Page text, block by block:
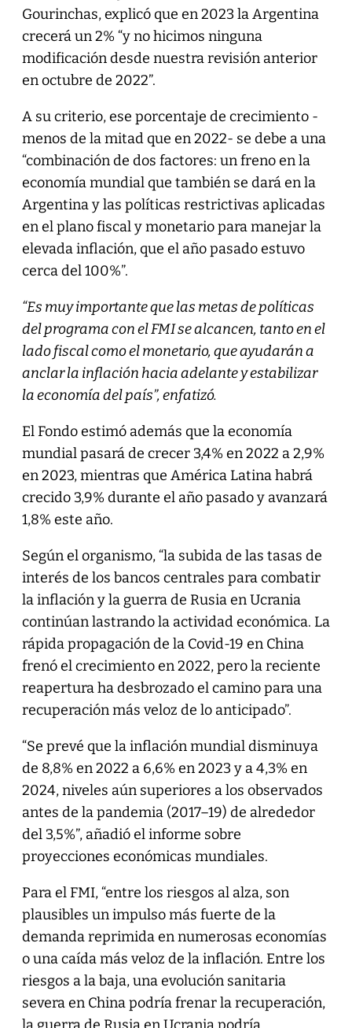
Gourinchas, explicó que en 2023 la Argentina
crecerá un 2% “y no hicimos ninguna
modificación desde nuestra revisión anterior
en octubre de 2022”.
A su criterio, ese porcentaje de crecimiento -
menos de la mitad que en 2022- se debe a una
“combinación de dos factores: un freno en la
economía mundial que también se dará en la
Argentina y las políticas restrictivas aplicadas
en el plano fiscal y monetario para manejar la
elevada inflación, que el año pasado estuvo
cerca del 100%”.
“Es muy importante que las metas de políticas
del programa con el FMI se alcancen, tanto en el
lado fiscal como el monetario, que ayudarán a
anclar la inflación hacia adelante y estabilizar
la economía del país”, enfatizó.
El Fondo estimó además que la economía
mundial pasará de crecer 3,4% en 2022 a 2,9%
en 2023, mientras que América Latina habrá
crecido 3,9% durante el año pasado y avanzará
1,8% este año.
Según el organismo, “la subida de las tasas de
interés de los bancos centrales para combatir
la inflación y la guerra de Rusia en Ucrania
continúan lastrando la actividad económica. La
rápida propagación de la Covid-19 en China
frenó el crecimiento en 2022, pero la reciente
reapertura ha desbrozado el camino para una
recuperación más veloz de lo anticipado”.
“Se prevé que la inflación mundial disminuya
de 8,8% en 2022 a 6,6% en 2023 y a 4,3% en
2024, niveles aún superiores a los observados
antes de la pandemia (2017–19) de alrededor
del 3,5%”, añadió el informe sobre
proyecciones económicas mundiales.
Para el FMI, “entre los riesgos al alza, son
plausibles un impulso más fuerte de la
demanda reprimida en numerosas economías
o una caída más veloz de la inflación. Entre los
riesgos a la baja, una evolución sanitaria
severa en China podría frenar la recuperación,
la guerra de Rusia en Ucrania podría